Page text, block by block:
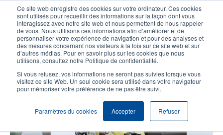
Ce site web enregistre des cookies sur votre ordinateur. Ces cookies
sont utilisés pour recueillir des informations sur la façon dont vous
interagissez avec notre site web et nous permettent de nous rappeler
de vous. Nous utilisons ces informations afin d’améliorer et de
personnaliser votre expérience de navigation et pour des analyses et
des mesures concernant nos visiteurs à la fois sur ce site web et sur
d’autres médias. Pour en savoir plus sur les cookies que nous
utilisons, consultez notre Politique de confidentialité.
Si vous refusez, vos informations ne seront pas suivies lorsque vous
visitez ce site Web. Un seul cookie sera utilisé dans votre navigateur
pour mémoriser votre préférence de ne pas être suivi.
Paramètres du cookies Accepter Refuser
contenu
principal
User
account
menu
User
Header
Sélection Produits Contact Commercial
Besoin d’automatiser
l’étiquetage RFID ?